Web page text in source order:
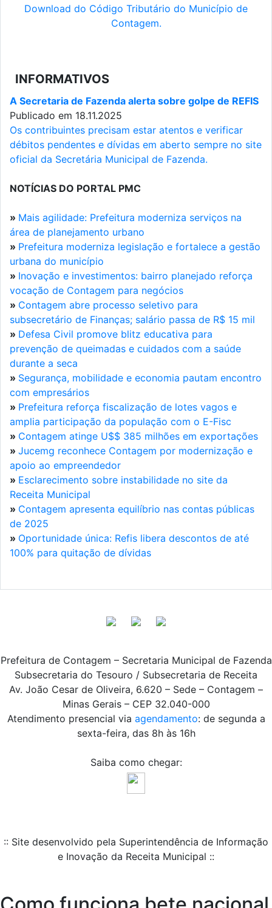
Download do Código Tributário do Município de
Contagem.
INFORMATIVOS
A Secretaria de Fazenda alerta sobre golpe de REFIS
Publicado em 18.11.2025
Os contribuintes precisam estar atentos e verificar
débitos pendentes e dívidas em aberto sempre no site
oficial da Secretária Municipal de Fazenda.
NOTÍCIAS DO PORTAL PMC
» Mais agilidade: Prefeitura moderniza serviços na
área de planejamento urbano
» Prefeitura moderniza legislação e fortalece a gestão
urbana do município
» Inovação e investimentos: bairro planejado reforça
vocação de Contagem para negócios
» Contagem abre processo seletivo para
subsecretário de Finanças; salário passa de R$ 15 mil
» Defesa Civil promove blitz educativa para
prevenção de queimadas e cuidados com a saúde
durante a seca
» Segurança, mobilidade e economia pautam encontro
com empresários
» Prefeitura reforça fiscalização de lotes vagos e
amplia participação da população com o E-Fisc
» Contagem atinge U$$ 385 milhões em exportações
» Jucemg reconhece Contagem por modernização e
apoio ao empreendedor
» Esclarecimento sobre instabilidade no site da
Receita Municipal
» Contagem apresenta equilíbrio nas contas públicas
de 2025
» Oportunidade única: Refis libera descontos de até
100% para quitação de dívidas
Prefeitura de Contagem – Secretaria Municipal de Fazenda
Subsecretaria do Tesouro / Subsecretaria de Receita
Av. João Cesar de Oliveira, 6.620 – Sede – Contagem –
Minas Gerais – CEP 32.040-000
Atendimento presencial via agendamento: de segunda a
sexta-feira, das 8h às 16h
Saiba como chegar:
:: Site desenvolvido pela Superintendência de Informação
e Inovação da Receita Municipal ::